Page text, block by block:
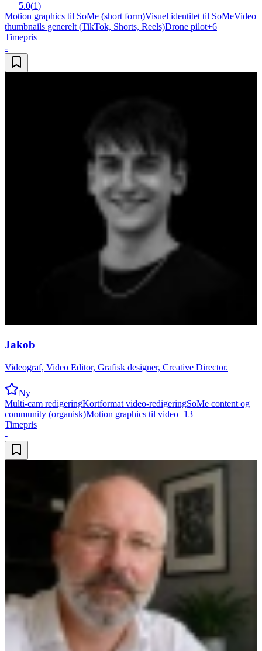
5.0(1)
Motion graphics til SoMe (short form)Visuel identitet til SoMeVideo
thumbnails generelt (TikTok, Shorts, Reels)Drone pilot+6
Timepris
-
Jakob
Videograf, Video Editor, Grafisk designer, Creative Director.
Ny
Multi-cam redigeringKortformat video-redigeringSoMe content og
community (organisk)Motion graphics til video+13
Timepris
-